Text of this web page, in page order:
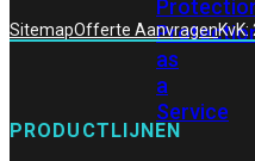
as
a
Service
SitemapOfferte Aanvragen
PRODUCTLIJNEN